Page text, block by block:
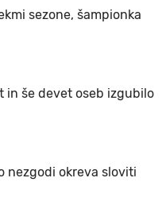
sezone, šampionka
in še devet oseb izgubilo
nezgodi okreva sloviti